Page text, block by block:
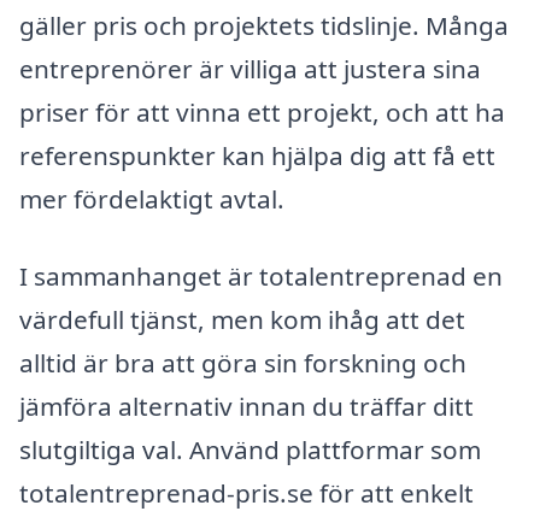
gäller pris och projektets tidslinje. Många
entreprenörer är villiga att justera sina
priser för att vinna ett projekt, och att ha
referenspunkter kan hjälpa dig att få ett
mer fördelaktigt avtal.
I sammanhanget är totalentreprenad en
värdefull tjänst, men kom ihåg att det
alltid är bra att göra sin forskning och
jämföra alternativ innan du träffar ditt
slutgiltiga val. Använd plattformar som
totalentreprenad-pris.se för att enkelt